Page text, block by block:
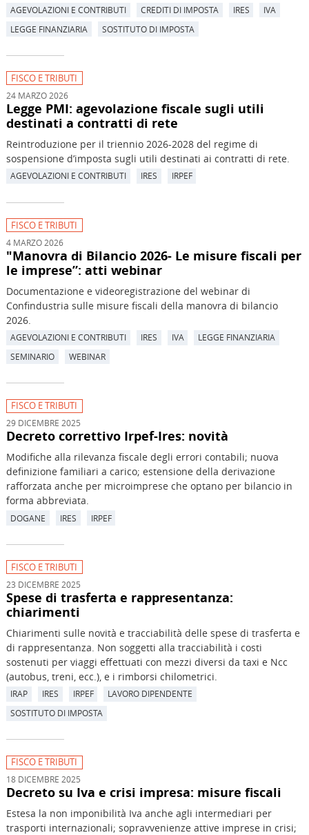
AGEVOLAZIONI E CONTRIBUTI CREDITI DI IMPOSTA IRES
IVA
LEGGE FINANZIARIA
SOSTITUTO DI IMPOSTA
FISCO E TRIBUTI
24 MARZO 2026
Legge PMI: agevolazione fiscale sugli utili
destinati a contratti di rete
Reintroduzione per il triennio 2026-2028 del regime di
sospensione d’imposta sugli utili destinati ai contratti di rete.
AGEVOLAZIONI E CONTRIBUTI IRES IRPEF
FISCO E TRIBUTI
4 MARZO 2026
"Manovra di Bilancio 2026- Le misure fiscali per
le imprese”: atti webinar
Documentazione e videoregistrazione del webinar di
Confindustria sulle misure fiscali della manovra di bilancio
2026.
AGEVOLAZIONI E CONTRIBUTI IRES IVA
LEGGE FINANZIARIA
SEMINARIO
WEBINAR
FISCO E TRIBUTI
29 DICEMBRE 2025
Decreto correttivo Irpef-Ires: novità
Modifiche alla rilevanza fiscale degli errori contabili; nuova
definizione familiari a carico; estensione della derivazione
rafforzata anche per microimprese che optano per bilancio in
forma abbreviata.
DOGANE IRES IRPEF
FISCO E TRIBUTI
23 DICEMBRE 2025
Spese di trasferta e rappresentanza:
chiarimenti
Chiarimenti sulle novità e tracciabilità delle spese di trasferta e
di rappresentanza. Non soggetti alla tracciabilità i costi
sostenuti per viaggi effettuati con mezzi diversi da taxi e Ncc
(autobus, treni, ecc.), e i rimborsi chilometrici.
IRAP IRES IRPEF
LAVORO DIPENDENTE
SOSTITUTO DI IMPOSTA
FISCO E TRIBUTI
18 DICEMBRE 2025
Decreto su Iva e crisi impresa: misure fiscali
Estesa la non imponibilità Iva anche agli intermediari per
trasporti internazionali; sopravvenienze attive imprese in crisi;